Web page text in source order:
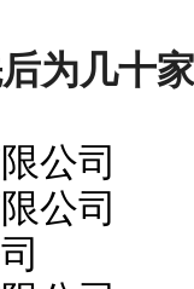
为几十
公司
公司